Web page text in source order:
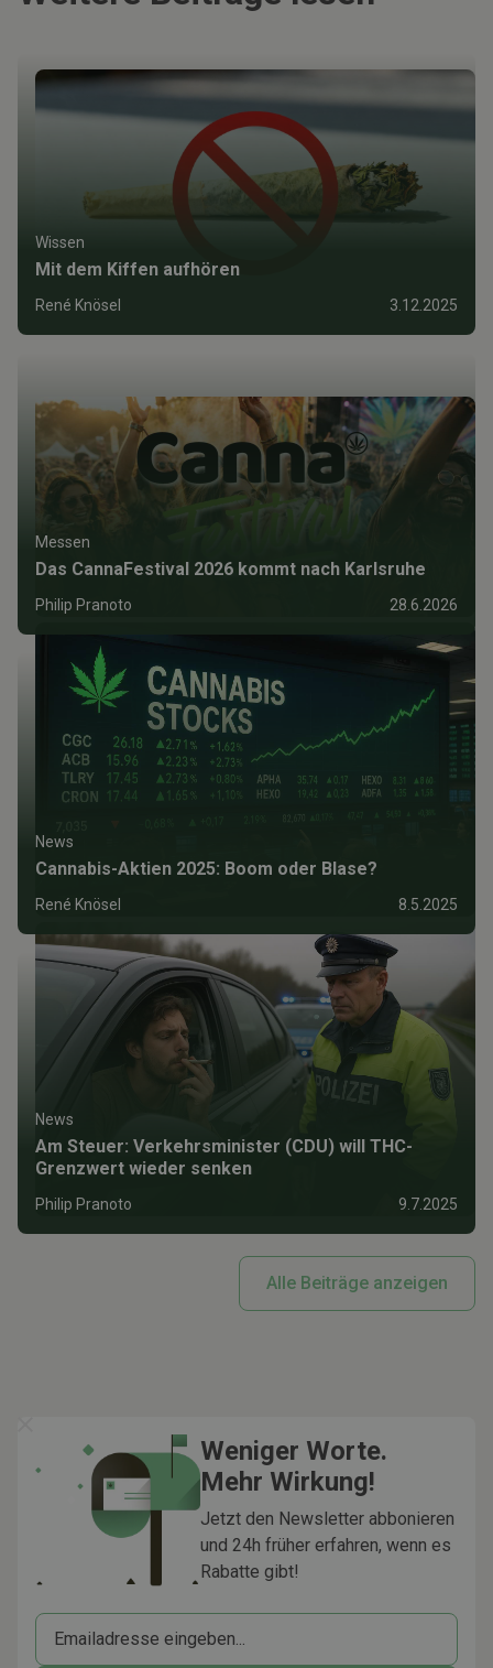
Wissen
Mit dem Kiffen aufhören
René Knösel 3.12.2025
Messen
Das CannaFestival 2026 kommt nach Karlsruhe
Philip Pranoto 28.6.2026
News
Cannabis-Aktien 2025: Boom oder Blase?
René Knösel 8.5.2025
News
Am Steuer: Verkehrsminister (CDU) will THC-
Grenzwert wieder senken
Philip Pranoto 9.7.2025
Alle Beiträge anzeigen
Weniger Worte.
Mehr Wirkung!
Jetzt den Newsletter abbonieren
und 24h früher erfahren, wenn es
Rabatte gibt!